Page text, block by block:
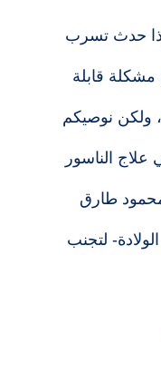
إذا حدث تسرب
مشكلة قابلة
ولكن نوصيكم
الناسور
محمود طارق
لتجنب